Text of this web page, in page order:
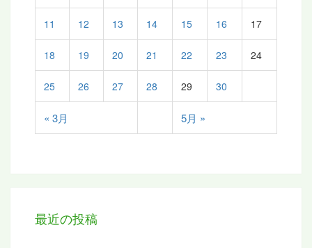
« 3月 5月 »
11 12 13 14 15 16 17
18 19 20 21 22 23 24
25 26 27 28 29 30
最近の投稿